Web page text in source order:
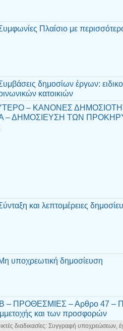
Πλαίσιο με
δημοσίων έργων:
κατοικιών
– ΚΑΝΟΝΕΣ
– ΔΗΜΟΣΙΕΥΣΗ ΤΩΝ
και λεπτομέρειες
υποχρεωτική δημοσίευση
ΠΡΟΘΕΣΜΙΕΣ – Αρθρο 47 –
και των προσφορών
διαδικασίες: Συγγραφή υποχρεώσεων,